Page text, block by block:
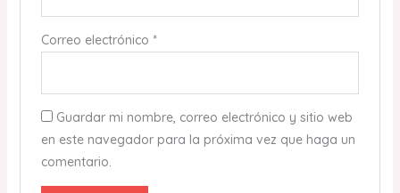
Correo electrónico *
Guardar mi nombre, correo electrónico y sitio web
en este navegador para la próxima vez que haga un
comentario.